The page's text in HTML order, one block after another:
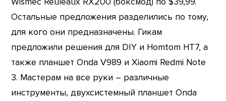
Остальные предложения разделились по тому,
для кого они предназначены. Гикам
предложили решения для DIY и Homtom HT7, а
также планшет Onda V989 и Xiaomi Redmi Note
3. Мастерам на все руки – различные
инструменты, двухсистемный планшет Onda